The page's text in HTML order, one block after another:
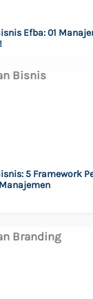
Efba: 01
5 Framework